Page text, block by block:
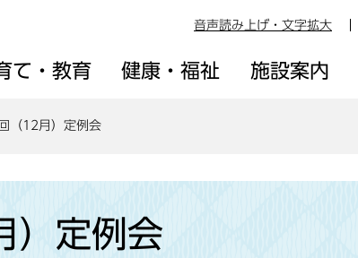
音声読み上げ・文字拡大
て・教育 健康・福祉 施設案内
（12月）定例会
）定例会